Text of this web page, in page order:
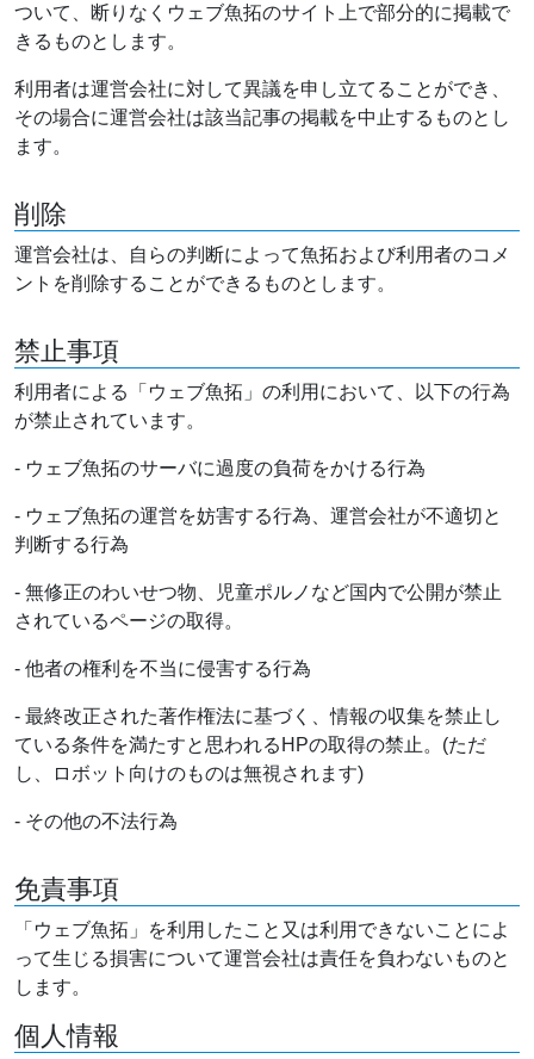
ついて、断りなくウェブ魚拓のサイト上で部分的に掲載で
きるものとします。
利用者は運営会社に対して異議を申し立てることができ、
その場合に運営会社は該当記事の掲載を中止するものとし
ます。
削除
運営会社は、自らの判断によって魚拓および利用者のコメ
ントを削除することができるものとします。
禁止事項
利用者による「ウェブ魚拓」の利用において、以下の行為
が禁止されています。
- ウェブ魚拓のサーバに過度の負荷をかける行為
- ウェブ魚拓の運営を妨害する行為、運営会社が不適切と
判断する行為
- 無修正のわいせつ物、児童ポルノなど国内で公開が禁止
されているページの取得。
- 他者の権利を不当に侵害する行為
- 最終改正された著作権法に基づく、情報の収集を禁止し
ている条件を満たすと思われるHPの取得の禁止。(ただ
し、ロボット向けのものは無視されます)
- その他の不法行為
免責事項
「ウェブ魚拓」を利用したこと又は利用できないことによ
って生じる損害について運営会社は責任を負わないものと
します。
個人情報